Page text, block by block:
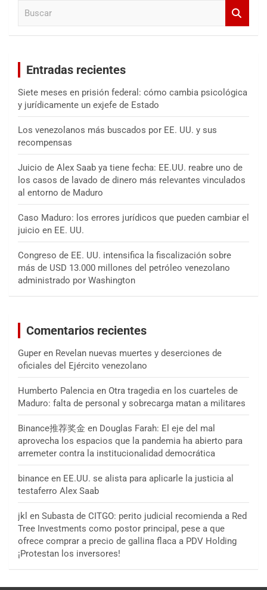
Entradas recientes
Siete meses en prisión federal: cómo cambia psicológica
y jurídicamente un exjefe de Estado
Los venezolanos más buscados por EE. UU. y sus
recompensas
Juicio de Alex Saab ya tiene fecha: EE.UU. reabre uno de
los casos de lavado de dinero más relevantes vinculados
al entorno de Maduro
Caso Maduro: los errores jurídicos que pueden cambiar el
juicio en EE. UU.
Congreso de EE. UU. intensifica la fiscalización sobre
más de USD 13.000 millones del petróleo venezolano
administrado por Washington
Comentarios recientes
Guper en Revelan nuevas muertes y deserciones de
oficiales del Ejército venezolano
Humberto Palencia en Otra tragedia en los cuarteles de
Maduro: falta de personal y sobrecarga matan a militares
Binance推荐奖金 en Douglas Farah: El eje del mal
aprovecha los espacios que la pandemia ha abierto para
arremeter contra la institucionalidad democrática
binance en EE.UU. se alista para aplicarle la justicia al
testaferro Alex Saab
jkl en Subasta de CITGO: perito judicial recomienda a Red
Tree Investments como postor principal, pese a que
ofrece comprar a precio de gallina flaca a PDV Holding
¡Protestan los inversores!